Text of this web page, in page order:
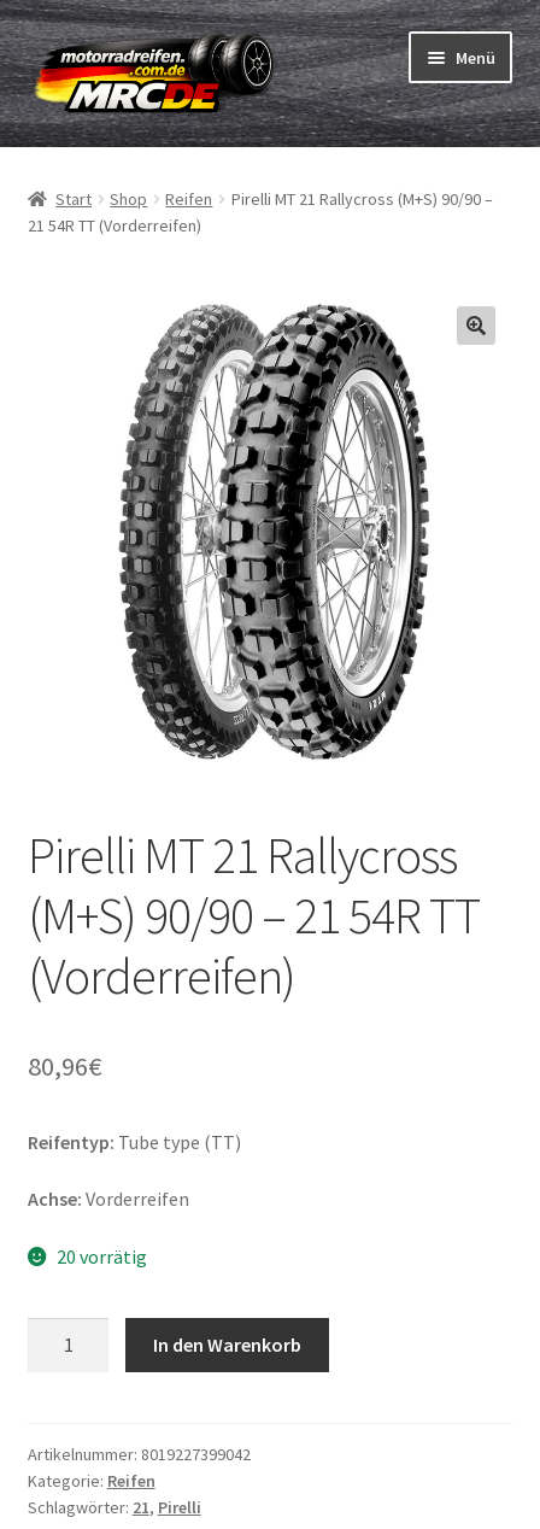
Zur
Navigation
springen
Zum
Inhalt
springen
Menü
Reifen
Schläuche
Start Shop Reifen
Pirelli MT 21 Rallycross (M+S) 90/90 –
21 54R TT (Vorderreifen)
Pirelli MT 21 Rallycross
(M+S) 90/90 – 21 54R TT
(Vorderreifen)
80,96€
Reifentyp: Tube type (TT)
Achse: Vorderreifen
20 vorrätig
(M+S)
90/90
-
In den Warenkorb
Artikelnummer: 8019227399042
Kategorie: Reifen
Schlagwörter: 21, Pirelli